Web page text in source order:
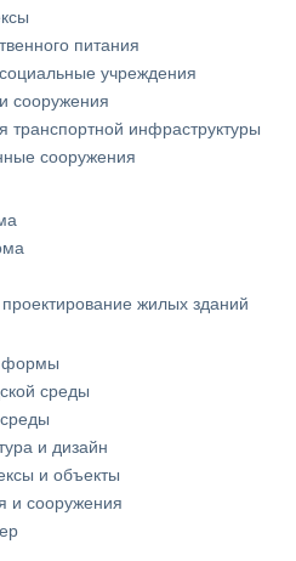
питания
учреждения
сооружения
транспортной инфраструктуры
сооружения
жилых зданий
формы
среды
и дизайн
и объекты
и сооружения